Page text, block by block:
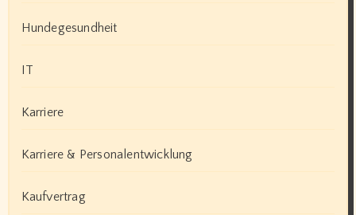
Hundegesundheit
IT
Karriere
Karriere & Personalentwicklung
Kaufvertrag